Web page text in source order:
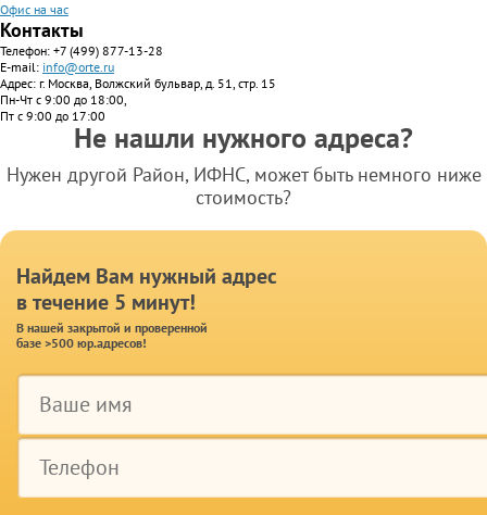
Офис на час
Контакты
Телефон: +7 (499) 877-13-28
E-mail: info@orte.ru
Адрес: г. Москва, Волжский бульвар, д. 51, стр. 15
Пн-Чт с 9:00 до 18:00,
Пт с 9:00 до 17:00
Не нашли нужного адреса?
Нужен другой Район, ИФНС, может быть немного ниже
стоимость?
Найдем Вам нужный адрес
в течение 5 минут!
В нашей закрытой и проверенной
базе >500 юр.адресов!